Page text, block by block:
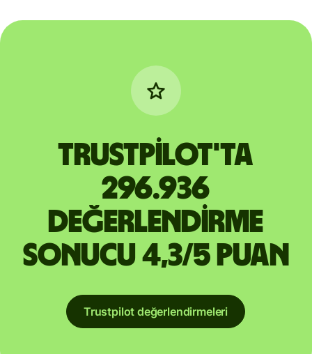
Trustpilot'ta
296.936
değerlendirme
sonucu 4,3/5 puan
Trustpilot değerlendirmeleri